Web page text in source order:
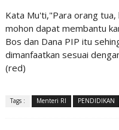
Kata Mu'ti,"Para orang
mohon dapat membantu
Bos dan Dana PIP itu
dimanfaatkan sesuai
(red)
Tags : Menteri RI PENDIDIKAN